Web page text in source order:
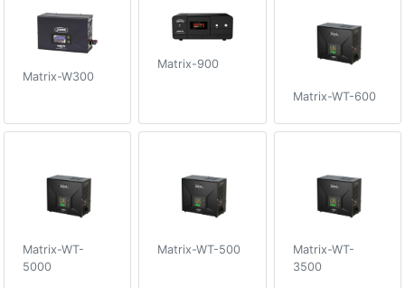
Matrix-W300
Matrix-900
Matrix-WT-600
Matrix-WT-
5000
Matrix-WT-500
Matrix-WT-
3500